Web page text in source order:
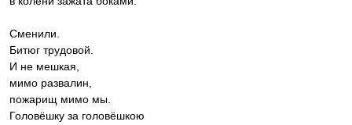
Сменили.
Битюг трудовой.
И не мешкая,
мимо развалин,
пожарищ мимо мы.
Головёшку за головёшкою